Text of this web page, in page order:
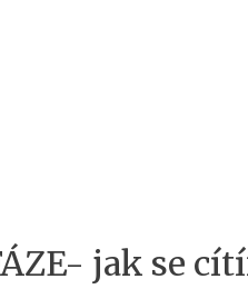
jak se